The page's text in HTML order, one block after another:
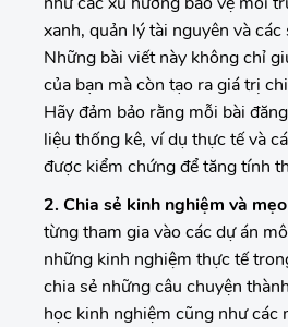
xanh, quản lý tài nguyên và
Những bài viết này không chỉ
của bạn mà còn tạo ra giá trị
Hãy đảm bảo rằng mỗi bài
liệu thống kê, ví dụ thực tế và
được kiểm chứng để tăng tính
2. Chia sẻ kinh nghiệm và
từng tham gia vào các dự án
những kinh nghiệm thực tế
chia sẻ những câu chuyện
học kinh nghiệm cũng như các